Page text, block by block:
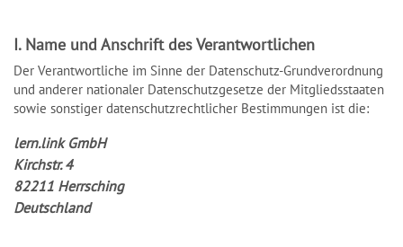
I. Name und Anschrift des Verantwortlichen
Der Verantwortliche im Sinne der Datenschutz-Grundverordnung
und anderer nationaler Datenschutzgesetze der Mitgliedsstaaten
sowie sonstiger datenschutzrechtlicher Bestimmungen ist die:
lern.link GmbH
Kirchstr. 4
82211 Herrsching
Deutschland